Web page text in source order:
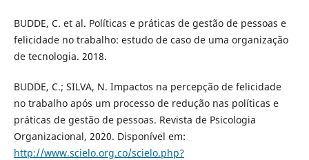
BUDDE, C. et al. Políticas e práticas de gestão de pessoas e
felicidade no trabalho: estudo de caso de uma organização
de tecnologia. 2018.
BUDDE, C.; SILVA, N. Impactos na percepção de felicidade
no trabalho após um processo de redução nas políticas e
práticas de gestão de pessoas. Revista de Psicologia
Organizacional, 2020. Disponível em:
http://www.scielo.org.co/scielo.php?